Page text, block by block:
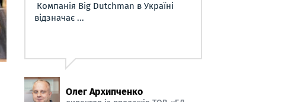
Компанія Big Dutchman в Україні
відзначає ...
Олег Архипченко